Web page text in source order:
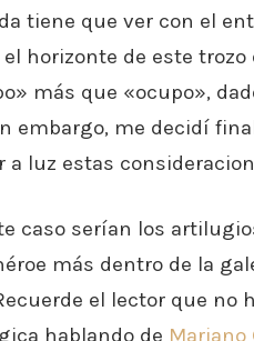
tiene que ver con el
horizonte de este
más que «ocupo»,
embargo, me decidí
luz estas
caso serían los
más dentro de la
el lector que no
hablando de Mariano